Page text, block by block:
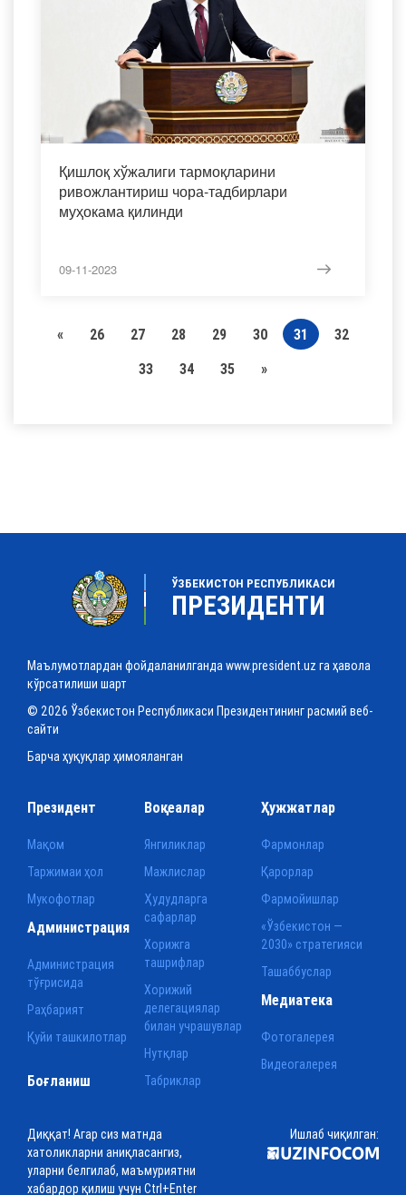
Қишлоқ хўжалиги тармоқларини
ривожлантириш чора-тадбирлари
муҳокама қилинди
09-11-2023
« 26 27 28 29 30 31
32
33
34 35 »
ЎЗБЕКИСТОН РЕСПУБЛИКАСИ
ПРЕЗИДЕНТИ
Маълумотлардан фойдаланилганда www.president.uz га ҳавола
кўрсатилиши шарт
© 2026 Ўзбекистон Республикаси Президентининг расмий веб-
сайти
Барча ҳуқуқлар ҳимояланган
Президент
Мақом
Таржимаи ҳол
Мукофотлар
Воқеалар
Янгиликлар
Мажлислар
Ҳудудларга
сафарлар
Хорижга
ташрифлар
Хорижий
делегациялар
билан учрашувлар
Нутқлар
Табриклар
Ҳужжатлар
Фармонлар
Қарорлар
Фармойишлар
«Ўзбекистон —
2030» стратегияси
Ташаббуслар
Администрация
Администрация
тўғрисида
Раҳбарият
Қуйи ташкилотлар
Медиатека
Фотогалерея
Видеогалерея
Боғланиш
Диққат! Агар сиз матнда
хатоликларни аниқласангиз,
уларни белгилаб, маъмуриятни
хабардор қилиш учун Ctrl+Enter
Ишлаб чиқилган: